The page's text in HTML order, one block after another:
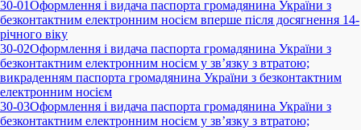
30-01Оформлення і видача паспорта громадянина України з
безконтактним електронним носієм вперше після досягнення 14-
річного віку
30-02Оформлення і видача паспорта громадянина України з
безконтактним електронним носієм у зв’язку з втратою;
викраденням паспорта громадянина України з безконтактним
електронним носієм
30-03Оформлення і видача паспорта громадянина України з
безконтактним електронним носієм у зв’язку з втратою;